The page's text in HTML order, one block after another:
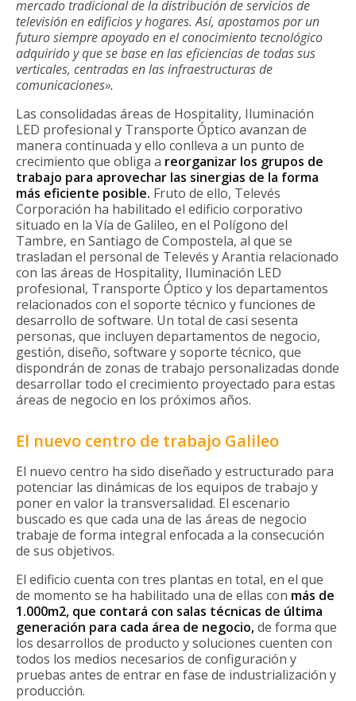
mercado tradicional de la distribución de servicios de
televisión en edificios y hogares. Así, apostamos por un
futuro siempre apoyado en el conocimiento tecnológico
adquirido y que se base en las eficiencias de todas sus
verticales, centradas en las infraestructuras de
comunicaciones».
Las consolidadas áreas de Hospitality, Iluminación
LED profesional y Transporte Óptico avanzan de
manera continuada y ello conlleva a un punto de
crecimiento que obliga a reorganizar los grupos de
trabajo para aprovechar las sinergias de la forma
más eficiente posible. Fruto de ello, Televés
Corporación ha habilitado el edificio corporativo
situado en la Vía de Galileo, en el Polígono del
Tambre, en Santiago de Compostela, al que se
trasladan el personal de Televés y Arantia relacionado
con las áreas de Hospitality, Iluminación LED
profesional, Transporte Óptico y los departamentos
relacionados con el soporte técnico y funciones de
desarrollo de software. Un total de casi sesenta
personas, que incluyen departamentos de negocio,
gestión, diseño, software y soporte técnico, que
dispondrán de zonas de trabajo personalizadas donde
desarrollar todo el crecimiento proyectado para estas
áreas de negocio en los próximos años.
El nuevo centro de trabajo Galileo
El nuevo centro ha sido diseñado y estructurado para
potenciar las dinámicas de los equipos de trabajo y
poner en valor la transversalidad. El escenario
buscado es que cada una de las áreas de negocio
trabaje de forma integral enfocada a la consecución
de sus objetivos.
El edificio cuenta con tres plantas en total, en el que
de momento se ha habilitado una de ellas con más de
1.000m2, que contará con salas técnicas de última
generación para cada área de negocio,de forma que
los desarrollos de producto y soluciones cuenten con
todos los medios necesarios de configuración y
pruebas antes de entrar en fase de industrialización y
producción.